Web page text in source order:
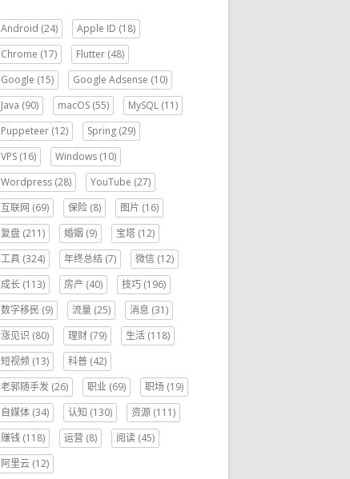
Android (24) Apple ID (18)
Chrome (17) Flutter (48)
Google (15) Google Adsense (10)
Java (90) macOS (55) MySQL (11)
Puppeteer (12) Spring (29)
VPS (16) Windows (10)
Wordpress (28) YouTube (27)
互联网 (69) 保险 (8) 图片 (16)
复盘 (211) 婚姻 (9) 宝塔 (12)
工具 (324) 年终总结 (7) 微信 (12)
成长 (113) 房产 (40) 技巧 (196)
数字移民 (9) 流量 (25) 消息 (31)
涨见识 (80) 理财 (79) 生活 (118)
短视频 (13) 科普 (42)
老郭随手发 (26) 职业 (69) 职场 (19)
自媒体 (34) 认知 (130) 资源 (111)
赚钱 (118) 运营 (8) 阅读 (45)
阿里云 (12)